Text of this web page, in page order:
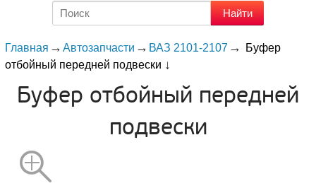
Главная Автозапчасти ВАЗ 2101-2107
Буфер
отбойный передней подвески
Буфер отбойный передней
подвески